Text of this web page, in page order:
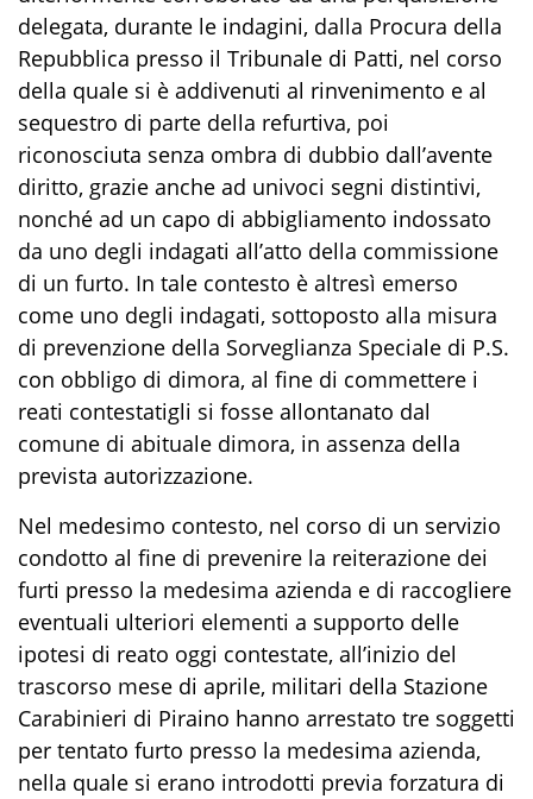
delegata, durante le indagini, dalla Procura della
Repubblica presso il Tribunale di Patti, nel corso
della quale si è addivenuti al rinvenimento e al
sequestro di parte della refurtiva, poi
riconosciuta senza ombra di dubbio dall’avente
diritto, grazie anche ad univoci segni distintivi,
nonché ad un capo di abbigliamento indossato
da uno degli indagati all’atto della commissione
di un furto. In tale contesto è altresì emerso
come uno degli indagati, sottoposto alla misura
di prevenzione della Sorveglianza Speciale di P.S.
con obbligo di dimora, al fine di commettere i
reati contestatigli si fosse allontanato dal
comune di abituale dimora, in assenza della
prevista autorizzazione.
Nel medesimo contesto, nel corso di un servizio
condotto al fine di prevenire la reiterazione dei
furti presso la medesima azienda e di raccogliere
eventuali ulteriori elementi a supporto delle
ipotesi di reato oggi contestate, all’inizio del
trascorso mese di aprile, militari della Stazione
Carabinieri di Piraino hanno arrestato tre soggetti
per tentato furto presso la medesima azienda,
nella quale si erano introdotti previa forzatura di